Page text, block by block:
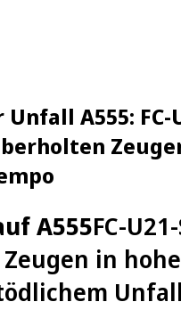
A555: FC-
A555FC-
in
Unfall